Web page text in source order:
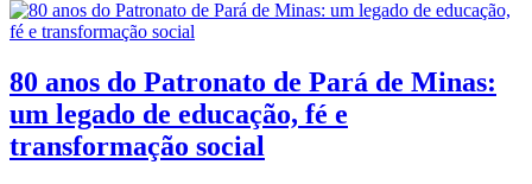
80 anos do Patronato de Pará de Minas:
um legado de educação, fé e
transformação social